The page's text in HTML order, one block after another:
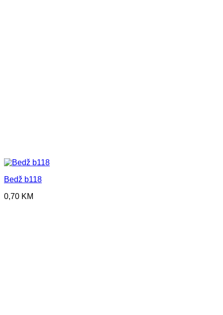
Bedž b118
0,70 KM